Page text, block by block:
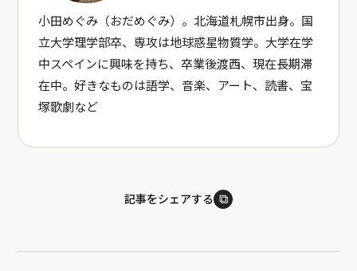
小田めぐみ（おだめぐみ）。北海道札幌市出身。国
立大学理学部卒、専攻は地球惑星物質学。大学在学
中スペインに興味を持ち、卒業後渡西、現在長期滞
在中。好きなものは語学、音楽、アート、読書、宝
塚歌劇など
記事をシェアする ⧉